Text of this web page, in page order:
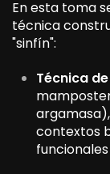
En esta toma
técnica
"sinfín":
Técnica
contextos